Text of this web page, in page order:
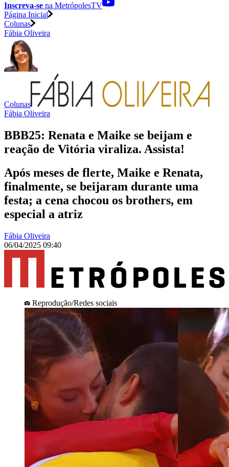
Inscreva-se na MetrópolesTV
Página Inicial
Colunas
Fábia Oliveira
Colunas
Fábia Oliveira
BBB25: Renata e Maike se beijam e
reação de Vitória viraliza. Assista!
Após meses de flerte, Maike e Renata,
finalmente, se beijaram durante uma
festa; a cena chocou os brothers, em
especial a atriz
Fábia Oliveira
06/04/2025 09:40
Reprodução/Redes sociais